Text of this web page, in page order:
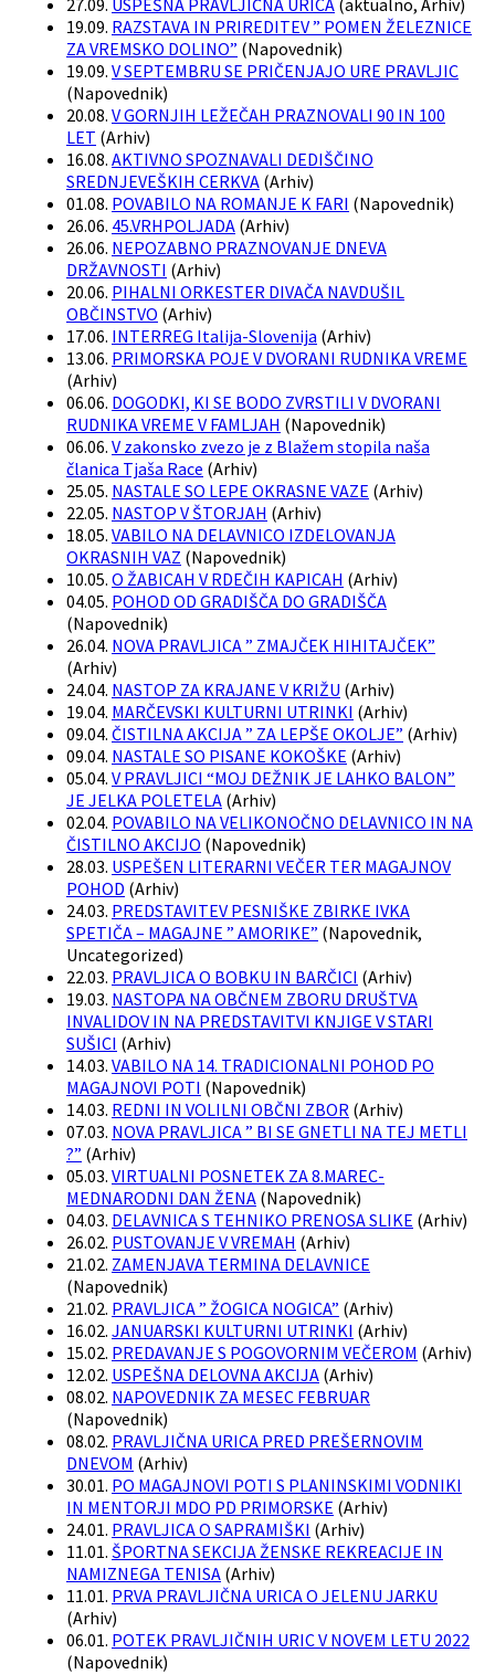
27.09. USPEŠNA PRAVLJIČNA URICA (aktualno, Arhiv)
19.09. RAZSTAVA IN PRIREDITEV ” POMEN ŽELEZNICE
ZA VREMSKO DOLINO” (Napovednik)
19.09. V SEPTEMBRU SE PRIČENJAJO URE PRAVLJIC
(Napovednik)
20.08. V GORNJIH LEŽEČAH PRAZNOVALI 90 IN 100
LET (Arhiv)
16.08. AKTIVNO SPOZNAVALI DEDIŠČINO
SREDNJEVEŠKIH CERKVA (Arhiv)
01.08. POVABILO NA ROMANJE K FARI (Napovednik)
26.06. 45.VRHPOLJADA (Arhiv)
26.06. NEPOZABNO PRAZNOVANJE DNEVA
DRŽAVNOSTI (Arhiv)
20.06. PIHALNI ORKESTER DIVAČA NAVDUŠIL
OBČINSTVO (Arhiv)
17.06. INTERREG Italija-Slovenija (Arhiv)
13.06. PRIMORSKA POJE V DVORANI RUDNIKA VREME
(Arhiv)
06.06. DOGODKI, KI SE BODO ZVRSTILI V DVORANI
RUDNIKA VREME V FAMLJAH (Napovednik)
06.06. V zakonsko zvezo je z Blažem stopila naša
članica Tjaša Race (Arhiv)
25.05. NASTALE SO LEPE OKRASNE VAZE (Arhiv)
22.05. NASTOP V ŠTORJAH (Arhiv)
18.05. VABILO NA DELAVNICO IZDELOVANJA
OKRASNIH VAZ (Napovednik)
10.05. O ŽABICAH V RDEČIH KAPICAH (Arhiv)
04.05. POHOD OD GRADIŠČA DO GRADIŠČA
(Napovednik)
26.04. NOVA PRAVLJICA ” ZMAJČEK HIHITAJČEK”
(Arhiv)
24.04. NASTOP ZA KRAJANE V KRIŽU (Arhiv)
19.04. MARČEVSKI KULTURNI UTRINKI (Arhiv)
09.04. ČISTILNA AKCIJA ” ZA LEPŠE OKOLJE” (Arhiv)
09.04. NASTALE SO PISANE KOKOŠKE (Arhiv)
05.04. V PRAVLJICI “MOJ DEŽNIK JE LAHKO BALON”
JE JELKA POLETELA (Arhiv)
02.04. POVABILO NA VELIKONOČNO DELAVNICO IN NA
ČISTILNO AKCIJO (Napovednik)
28.03. USPEŠEN LITERARNI VEČER TER MAGAJNOV
POHOD (Arhiv)
24.03. PREDSTAVITEV PESNIŠKE ZBIRKE IVKA
SPETIČA – MAGAJNE ” AMORIKE” (Napovednik,
Uncategorized)
22.03. PRAVLJICA O BOBKU IN BARČICI (Arhiv)
19.03. NASTOPA NA OBČNEM ZBORU DRUŠTVA
INVALIDOV IN NA PREDSTAVITVI KNJIGE V STARI
SUŠICI (Arhiv)
14.03. VABILO NA 14. TRADICIONALNI POHOD PO
MAGAJNOVI POTI (Napovednik)
14.03. REDNI IN VOLILNI OBČNI ZBOR (Arhiv)
07.03. NOVA PRAVLJICA ” BI SE GNETLI NA TEJ METLI
?” (Arhiv)
05.03. VIRTUALNI POSNETEK ZA 8.MAREC-
MEDNARODNI DAN ŽENA (Napovednik)
04.03. DELAVNICA S TEHNIKO PRENOSA SLIKE (Arhiv)
26.02. PUSTOVANJE V VREMAH (Arhiv)
21.02. ZAMENJAVA TERMINA DELAVNICE
(Napovednik)
21.02. PRAVLJICA ” ŽOGICA NOGICA” (Arhiv)
16.02. JANUARSKI KULTURNI UTRINKI (Arhiv)
15.02. PREDAVANJE S POGOVORNIM VEČEROM (Arhiv)
12.02. USPEŠNA DELOVNA AKCIJA (Arhiv)
08.02. NAPOVEDNIK ZA MESEC FEBRUAR
(Napovednik)
08.02. PRAVLJIČNA URICA PRED PREŠERNOVIM
DNEVOM (Arhiv)
30.01. PO MAGAJNOVI POTI S PLANINSKIMI VODNIKI
IN MENTORJI MDO PD PRIMORSKE (Arhiv)
24.01. PRAVLJICA O SAPRAMIŠKI (Arhiv)
11.01. ŠPORTNA SEKCIJA ŽENSKE REKREACIJE IN
NAMIZNEGA TENISA (Arhiv)
11.01. PRVA PRAVLJIČNA URICA O JELENU JARKU
(Arhiv)
06.01. POTEK PRAVLJIČNIH URIC V NOVEM LETU 2022
(Napovednik)